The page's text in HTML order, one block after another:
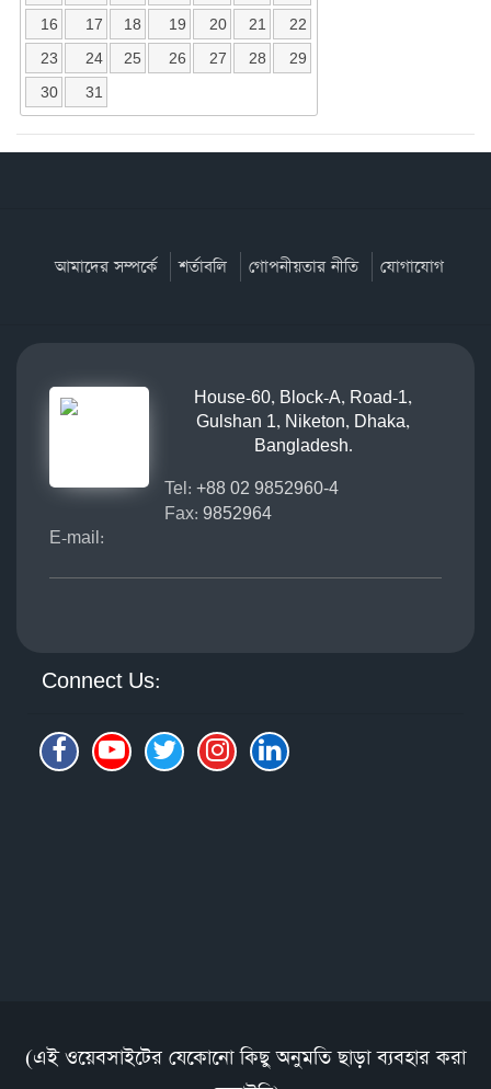
16
17 18 19 20 21
22
23
24 25 26 27 28
29
30
31
আমাদের সম্পর্কে শর্তাবলি গোপনীয়তার নীতি যোগাযোগ
House-60, Block-A, Road-1,
Gulshan 1, Niketon, Dhaka,
Bangladesh.
Tel: +88 02 9852960-4
Fax: 9852964
E-mail:
Connect Us:
(এই ওয়েবসাইটের যেকোনো কিছু অনুমতি ছাড়া ব্যবহার করা